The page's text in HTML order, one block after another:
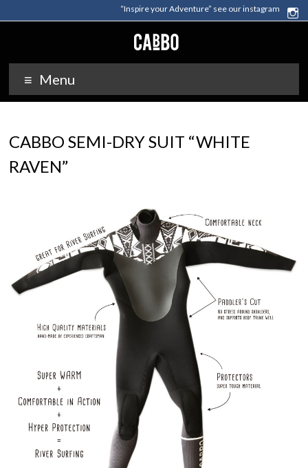
“Inspire your Adventure” see our instagram
Menu
CABBO SEMI-DRY SUIT “WHITE
RAVEN”